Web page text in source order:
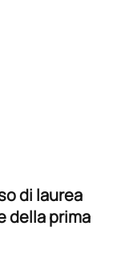
di laurea
della prima